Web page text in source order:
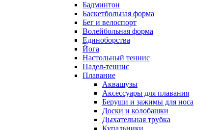
Бадминтон
Баскетбольная форма
Бег и велоспорт
Волейбольная форма
Единоборства
Йога
Настольный теннис
Падел-теннис
Плавание
Аквашузы
Аксессуары для плавания
Беруши и зажимы для носа
Доски и колобашки
Дыхательная трубка
Купальники